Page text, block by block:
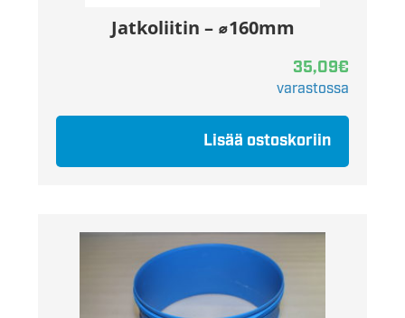
Jatkoliitin – ⌀160mm
35,09€
varastossa
Lisää ostoskoriin